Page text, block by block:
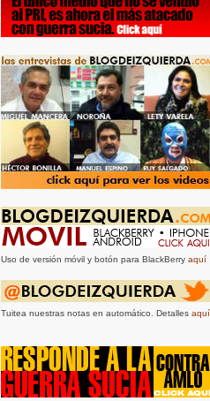
Uso de versión móvil y botón para BlackBerry aquí
Tuitea nuestras notas en automático. Detalles aquí